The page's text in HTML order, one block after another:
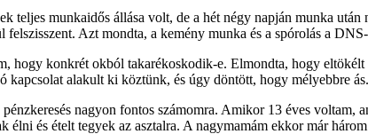
teljes munkaidős állása volt, de a hét négy napján munka
felszisszent. Azt mondta, a kemény munka és a spórolás a
hogy konkrét okból takarékoskodik-e. Elmondta, hogy
kapcsolat alakult ki köztünk, és úgy döntött, hogy mélyebbre ás.
nagyon fontos számomra. Amikor 13 éves voltam,
élni és ételt tegyek az asztalra. A nagymamám ekkor már